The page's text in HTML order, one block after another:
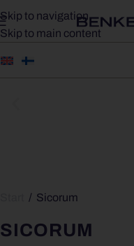
Skip to navigation
Skip to main content
/ Sicorum
SICORUM